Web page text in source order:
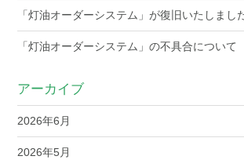
「灯油オーダーシステム」が復旧いたしまし
「灯油オーダーシステム」の不具合について
アーカイブ
2026年6月
2026年5月